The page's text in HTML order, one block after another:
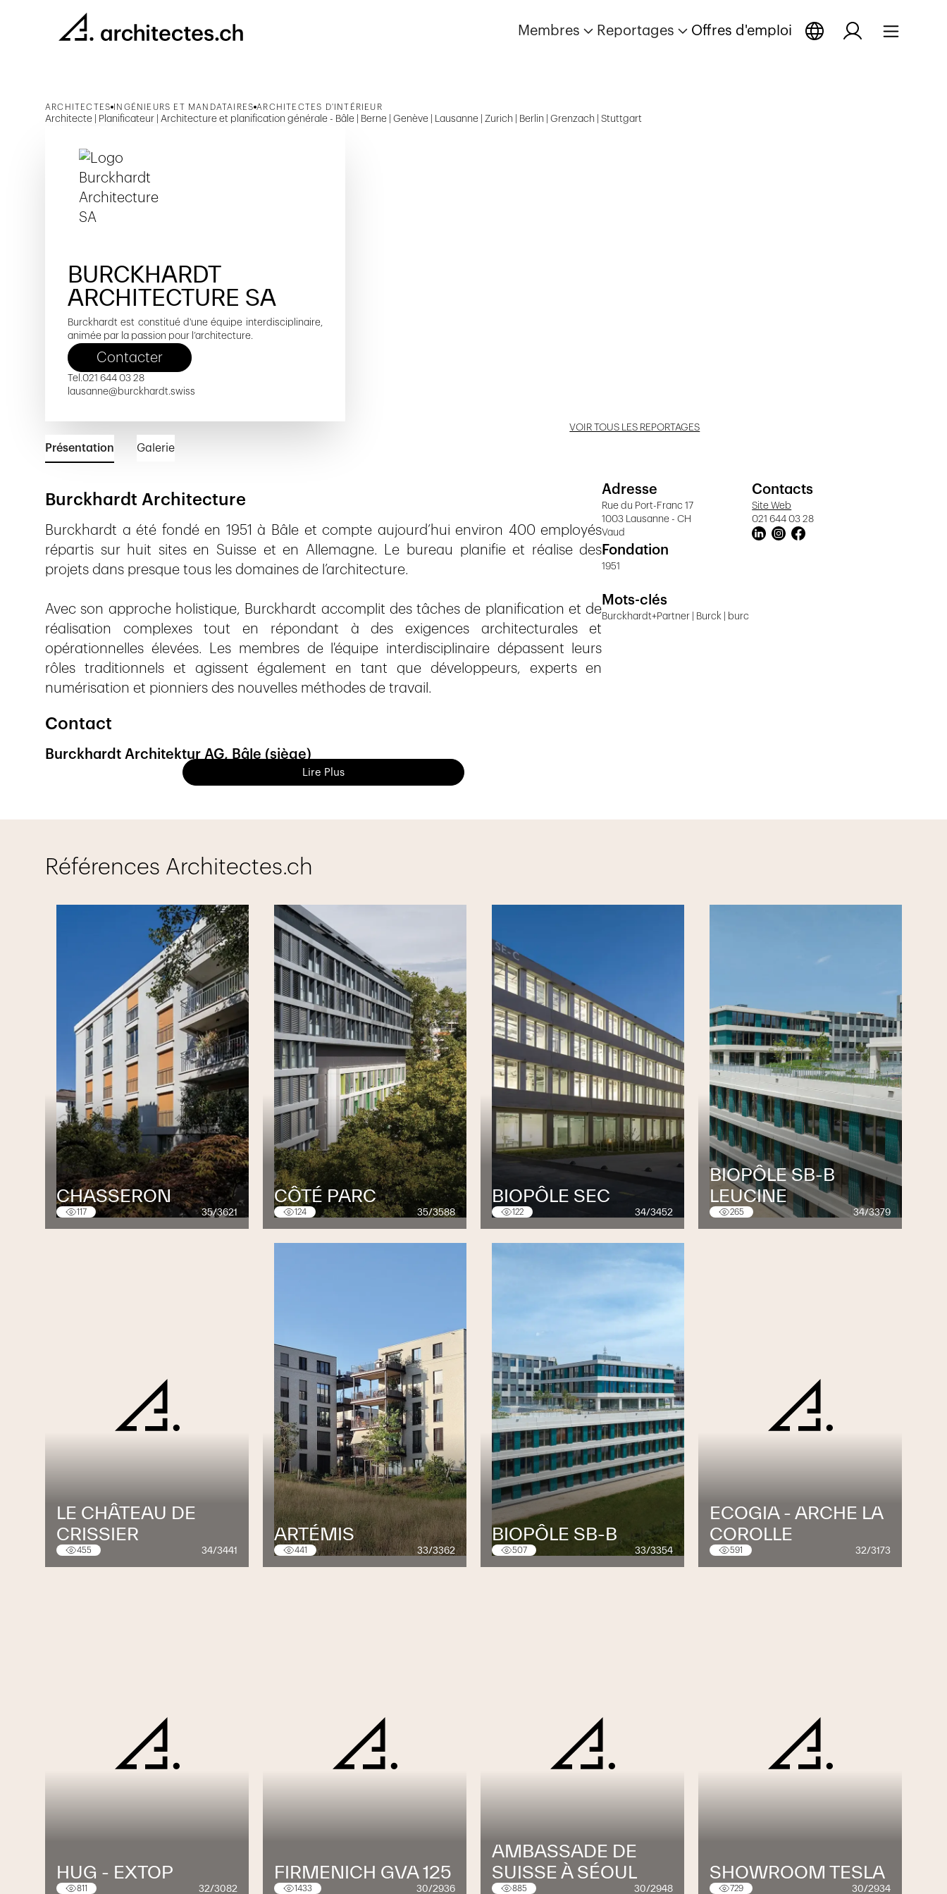
Membres Reportages Offres d'emploi
ARCHITECTES INGÉNIEURS ET MANDATAIRES ARCHITECTES D'INTÉRIEUR
Architecte | Planificateur | Architecture et planification générale - Bâle | Berne | Genève | Lausanne | Zurich | Berlin | Grenzach | Stuttgart
BURCKHARDT
ARCHITECTURE SA
Burckhardt est constitué d'une équipe interdisciplinaire,
animée par la passion pour l’architecture.
Contacter
Tel.021 644 03 28
lausanne@burckhardt.swiss
VOIR TOUS LES REPORTAGES
Présentation Galerie
Burckhardt Architecture
Burckhardt a été fondé en 1951 à Bâle et compte aujourd’hui environ 400 employés
répartis sur huit sites en Suisse et en Allemagne. Le bureau planifie et réalise des
projets dans presque tous les domaines de l’architecture.
Avec son approche holistique, Burckhardt accomplit des tâches de planification et de
réalisation complexes tout en répondant à des exigences architecturales et
opérationnelles élevées. Les membres de l'équipe interdisciplinaire dépassent leurs
rôles traditionnels et agissent également en tant que développeurs, experts en
numérisation et pionniers des nouvelles méthodes de travail.
Contact
Burckhardt Architektur AG, Bâle (siège)
basel@burckhardt.swiss
bern@burckhardt.swiss
Burckhardt Architecture SA, Genève
Burckhardt Architecture SA, Lausanne
lausanne@burckhardt.swiss
Burckhardt Architektur AG, Zurich
zuerich@burckhardt.swiss
Burckhardt Deutschland GmbH, Berlin
berlin@burckhardt.swiss
Burckhardt Deutschland GmbH, Grenzach
grenzach@burckhardt.swiss
Burckhardt Deutschland GmbH, Stuttgart
stuttgart@burckhardt.swiss
Lire Plus
Adresse
Rue du Port-Franc 17
1003 Lausanne - CH
Vaud
Contacts
Site Web
021 644 03 28
Fondation
1951
Mots-clés
Burckhardt+Partner | Burck | burc
Références Architectes.ch
CHASSERON
117 35/3621
CÔTÉ PARC
124 35/3588
BIOPÔLE SEC
122 34/3452
BIOPÔLE SB-B
LEUCINE
265 34/3379
LE CHÂTEAU DE
CRISSIER
455 34/3441
ARTÉMIS
441 33/3362
BIOPÔLE SB-B
507 33/3354
ECOGIA - ARCHE LA
COROLLE
591 32/3173
HUG - EXTOP
811 32/3082
FIRMENICH GVA 125
1433 30/2936
AMBASSADE DE
SUISSE À SÉOUL
885 30/2948
SHOWROOM TESLA
729 30/2934